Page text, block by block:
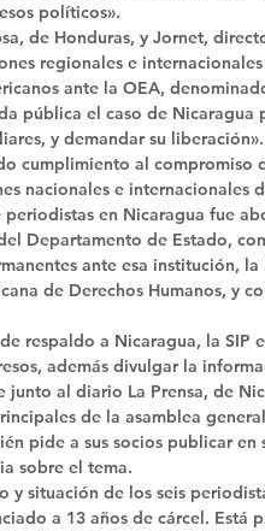
políticos».
de Honduras, y Jornet,
regionales e
ante la OEA,
pública el caso de
y demandar su liberación».
cumplimiento al compromiso
nacionales e internacionales
en Nicaragua fue
Departamento de Estado,
ante esa institución,
de Derechos Humanos, y
respaldo a Nicaragua, la SIP
además divulgar la
junto al diario La Prensa, de
de la asamblea
pide a sus socios publicar
sobre el tema.
situación de los seis
a 13 años de cárcel. Está